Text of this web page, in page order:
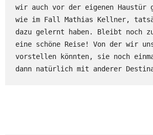
wir auch vor der eigenen Haustür
wie im Fall Mathias Kellner,
dazu gelernt haben. Bleibt noch
eine schöne Reise! Von der wir
vorstellen könnten, sie noch
dann natürlich mit anderer